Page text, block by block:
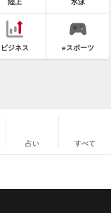
陸上 水泳
ビジネス eスポーツ
占い すべて